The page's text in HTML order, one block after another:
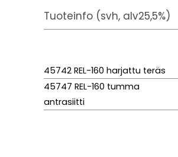
Tuoteinfo (svh, alv25,5%)
45742 REL-160 harjattu teräs
45747 REL-160 tumma
antrasiitti